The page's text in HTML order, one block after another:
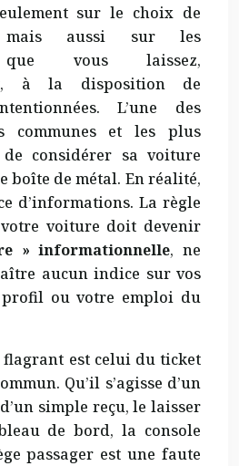
sur le choix de
mais aussi sur les
que vous laissez,
à la disposition de
L’une des
communes et les plus
de considérer sa voiture
boîte de métal. En réalité,
d’informations. La règle
voiture doit devenir
» informationnelle, ne
aucun indice sur vos
ou votre emploi du
flagrant est celui du ticket
Qu’il s’agisse d’un
simple reçu, le laisser
de bord, la console
passager est une faute